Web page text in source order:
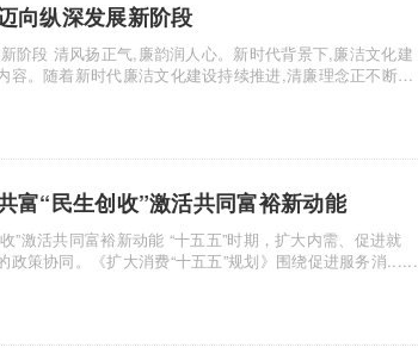
向纵深发展新阶段
廉洁文化建
。随着新时代廉洁文化建设持续推进,清廉理念正不断融
“民生创收”激活共同富裕新动能
策协同。《扩大消费“十五五”规划》围绕促进服务消......